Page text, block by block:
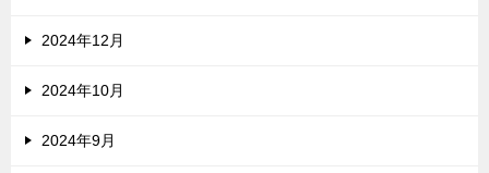
2024年12月
2024年10月
2024年9月